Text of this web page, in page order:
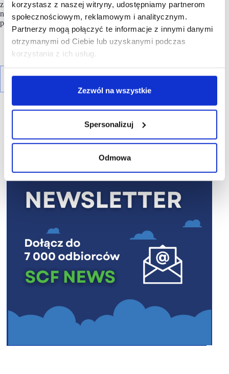
korzystasz z naszej witryny, udostępniamy partnerom
społecznościowym, reklamowym i analitycznym.
Partnerzy mogą połączyć te informacje z innymi danymi
otrzymanymi od Ciebie lub uzyskanymi podczas
korzystania z ich usług.
Zezwól na wszystkie
Spersonalizuj
Odmowa
z przykładów na to, jak firmy mogą szybciej wprowadzać
nowe produkty na rynek, redukując koszty produkcji treści”–
podsumował Łukasz Dwulit z firmy
Klarna
R E K L A M A